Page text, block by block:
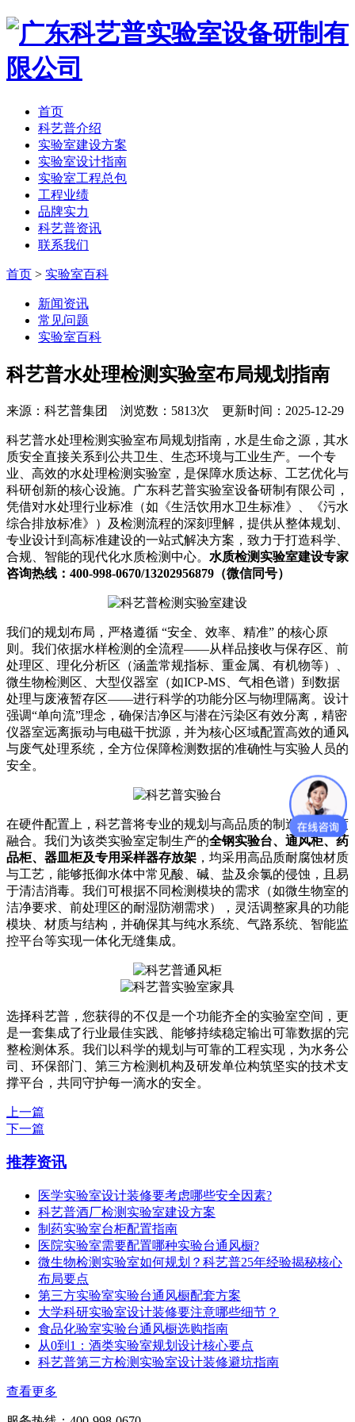
首页
科艺普介绍
实验室建设方案
实验室设计指南
实验室工程总包
工程业绩
品牌实力
科艺普资讯
联系我们
首页 > 实验室百科
新闻资讯
常见问题
实验室百科
科艺普水处理检测实验室布局规划指南
来源：科艺普集团 浏览数：5813次 更新时间：2025-12-29
科艺普水处理检测实验室布局规划指南，水是生命之源，其水
质安全直接关系到公共卫生、生态环境与工业生产。一个专
业、高效的水处理检测实验室，是保障水质达标、工艺优化与
科研创新的核心设施。广东科艺普实验室设备研制有限公司，
凭借对水处理行业标准（如《生活饮用水卫生标准》、《污水
综合排放标准》）及检测流程的深刻理解，提供从整体规划、
专业设计到高标准建设的一站式解决方案，致力于打造科学、
合规、智能的现代化水质检测中心。 水质检测实验室建设专家
咨询热线：400-998-0670/13202956879（微信同号）
我们的规划布局，严格遵循 “安全、效率、精准” 的核心原
则。我们依据水样检测的全流程——从样品接收与保存区、前
处理区、理化分析区（涵盖常规指标、重金属、有机物等）、
微生物检测区、大型仪器室（如ICP-MS、气相色谱）到数据
处理与废液暂存区——进行科学的功能分区与物理隔离。设计
强调“单向流”理念，确保洁净区与潜在污染区有效分离，精密
仪器室远离振动与电磁干扰源，并为核心区域配置高效的通风
与废气处理系统，全方位保障检测数据的准确性与实验人员的
安全。
在硬件配置上，科艺普将专业的规划与高品质的制造能力深度
融合。我们为该类实验室定制生产的全钢实验台、通风柜、药
品柜、器皿柜及专用采样器存放架 ，均采用高品质耐腐蚀材质
与工艺，能够抵御水体中常见酸、碱、盐及余氯的侵蚀，且易
于清洁消毒。我们可根据不同检测模块的需求（如微生物室的
洁净要求、前处理区的耐湿防潮需求），灵活调整家具的功能
模块、材质与结构，并确保其与纯水系统、气路系统、智能监
控平台等实现一体化无缝集成。
选择科艺普，您获得的不仅是一个功能齐全的实验室空间，更
是一套集成了行业最佳实践、能够持续稳定输出可靠数据的完
整检测体系。我们以科学的规划与可靠的工程实现，为水务公
司、环保部门、第三方检测机构及研发单位构筑坚实的技术支
撑平台，共同守护每一滴水的安全。
上一篇
下一篇
推荐资讯
医学实验室设计装修要考虑哪些安全因素?
科艺普酒厂检测实验室建设方案
制药实验室台柜配置指南
医院实验室需要配置哪种实验台通风橱?
微生物检测实验室如何规划？科艺普25年经验揭秘核心
布局要点
第三方实验室实验台通风橱配套方案
大学科研实验室设计装修要注意哪些细节？
食品化验室实验台通风橱选购指南
从0到1：酒类实验室规划设计核心要点
科艺普第三方检测实验室设计装修避坑指南
查看更多